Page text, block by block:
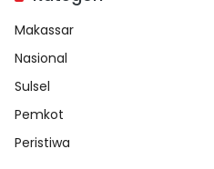
Makassar
Nasional
Sulsel
Pemkot
Peristiwa